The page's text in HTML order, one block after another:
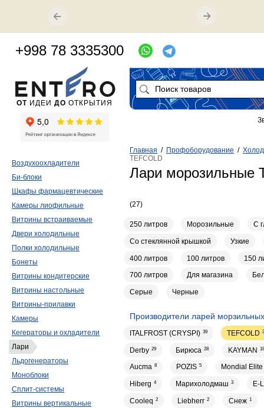
Главная / Профоборудование /
TEFCOLD
Лари морозильные
(27)
250 литров Морозильные С
Со стеклянной крышкой Узкие
400 литров 100 литров 150
700 литров Для магазина
Серые Черные
Производители ларей морзильных
ITALFROST (CRYSPI) 39 TEFCOLD
Derby 29 Бирюса 28 KAYMAN 18
Aucma 8 POZIS 5 Mondial Elite
Hiberg 4 Марихолодмаш 3 E-
Cooleq 2 Liebherr 2 Снеж 1
Воздухоохладители
Би-блоки
Шкафы фармацевтические
Камеры лиофильные
Витрины встраиваемые
Двери холодильные
Полки холодильные
Бонеты
Витрины кондитерские
Витрины настольные
Витрины-прилавки
Камеры
Кегераторы и охладители
Лари
Льдогенераторы
Моноблоки
Сплит-системы
Витрины вертикальные
ОТ ИДЕИ ДО ОТКРЫТИЯ
+998 78 3335300